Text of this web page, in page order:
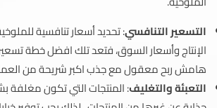
التسعير التنافسي: تحديد أسعار تنافسية
الإنتاج وأسعار السوق، فتعد تلك افضل خطة
هامش ربح معقول مع جذب اكبر شريحة من
التعبئة والتغليف: المنتجات التي تكون